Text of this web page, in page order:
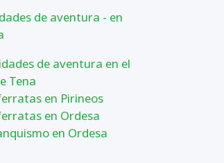
de aventura - en
de aventura en el
Tena
en Pirineos
en Ordesa
en Ordesa